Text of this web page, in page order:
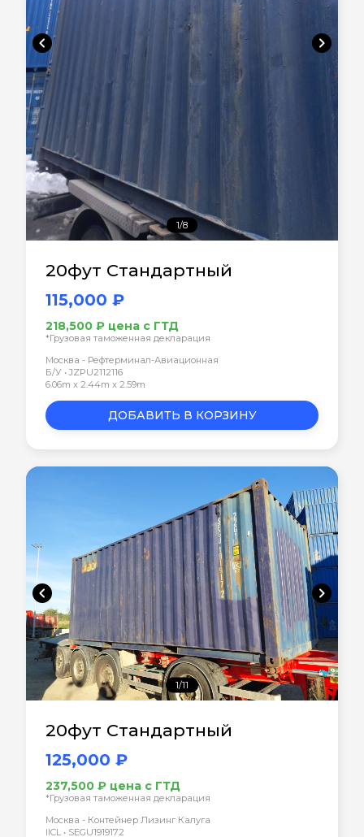
chevron_left chevron_right
1/8
20фут Стандартный
115,000 ₽
218,500 ₽ цена с ГТД
*Грузовая таможенная декларация
Москва - Рефтерминал-Авиационная
Б/У • JZPU2112116
6.06m x 2.44m x 2.59m
ДОБАВИТЬ В КОРЗИНУ
chevron_left chevron_right
1/11
20фут Стандартный
125,000 ₽
237,500 ₽ цена с ГТД
*Грузовая таможенная декларация
Москва - Контейнер Лизинг Калуга
IICL • SEGU1919172